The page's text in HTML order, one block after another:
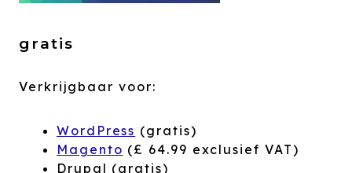
gratis
Verkrijgbaar voor:
WordPress (gratis)
Magento (£ 64.99 exclusief VAT)
Drupal (gratis)